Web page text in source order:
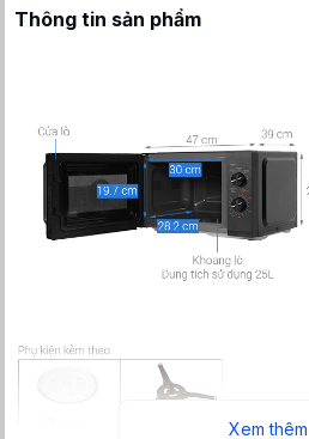
Thông tin sản phẩm
Xem thêm